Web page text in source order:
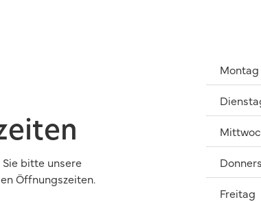
bitte unsere
Öffnungszeiten.
Montag
Freitag